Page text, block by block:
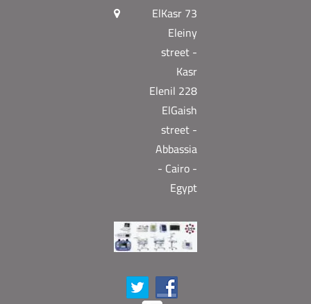
73 ElKasr
Eleiny
street -
Kasr
Elenil 228
ElGaish
street -
Abbassia
- Cairo -
Egypt